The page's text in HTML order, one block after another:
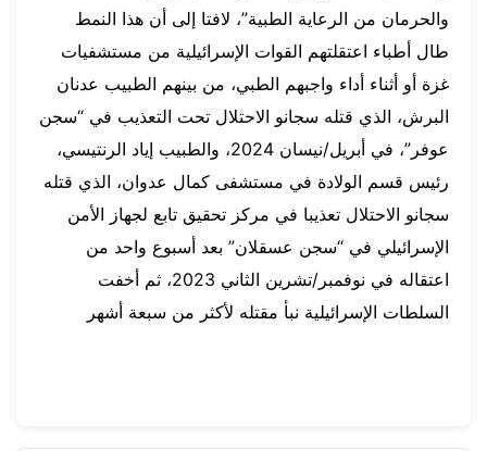
والحرمان من الرعاية الطبية”، لافتا إلى أن هذا النمط
طال أطباء اعتقلتهم القوات الإسرائيلية من مستشفيات
غزة أو أثناء أداء واجبهم الطبي، من بينهم الطبيب عدنان
البرش، الذي قتله سجانو الاحتلال تحت التعذيب في “سجن
عوفر”، في أبريل/نيسان 2024، والطبيب إياد الرنتيسي،
رئيس قسم الولادة في مستشفى كمال عدوان، الذي قتله
سجانو الاحتلال تعذيبا في مركز تحقيق تابع لجهاز الأمن
الإسرائيلي في “سجن عسقلان” بعد أسبوع واحد من
اعتقاله في نوفمبر/تشرين الثاني 2023، ثم أخفت
السلطات الإسرائيلية نبأ مقتله لأكثر من سبعة أشهر